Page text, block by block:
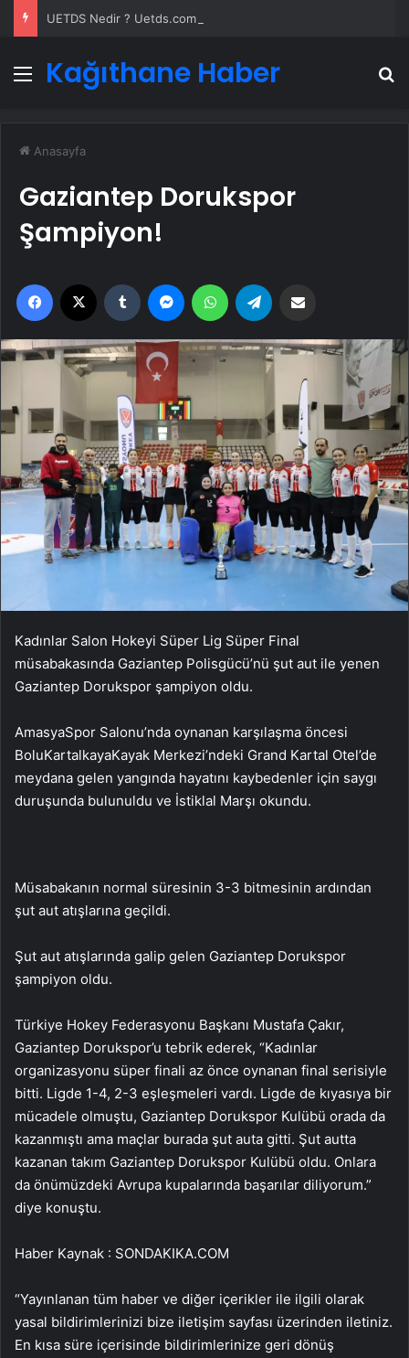
Menü
Kağıthane Haber
Anasayfa
Gaziantep Dorukspor
Şampiyon!
Facebook Tumblr MessengerWhatsApp
Kadınlar Salon Hokeyi Süper Lig Süper Final
müsabakasında Gaziantep Polisgücü’nü şut aut ile yenen
Gaziantep Dorukspor şampiyon oldu.
AmasyaSpor Salonu’nda oynanan karşılaşma öncesi
BoluKartalkayaKayak Merkezi’ndeki Grand Kartal Otel’de
meydana gelen yangında hayatını kaybedenler için saygı
duruşunda bulunuldu ve İstiklal Marşı okundu.
Müsabakanın normal süresinin 3-3 bitmesinin ardından
şut aut atışlarına geçildi.
Şut aut atışlarında galip gelen Gaziantep Dorukspor
şampiyon oldu.
Türkiye Hokey Federasyonu Başkanı Mustafa Çakır,
Gaziantep Dorukspor’u tebrik ederek, “Kadınlar
organizasyonu süper finali az önce oynanan final serisiyle
bitti. Ligde 1-4, 2-3 eşleşmeleri vardı. Ligde de kıyasıya bir
mücadele olmuştu, Gaziantep Dorukspor Kulübü orada da
kazanmıştı ama maçlar burada şut auta gitti. Şut autta
kazanan takım Gaziantep Dorukspor Kulübü oldu. Onlara
da önümüzdeki Avrupa kupalarında başarılar diliyorum.”
diye konuştu.
Haber Kaynak : SONDAKIKA.COM
“Yayınlanan tüm haber ve diğer içerikler ile ilgili olarak
yasal bildirimlerinizi bize iletişim sayfası üzerinden iletiniz.
En kısa süre içerisinde bildirimlerinize geri dönüş